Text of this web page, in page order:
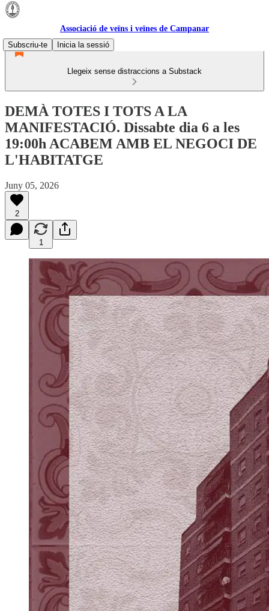
Associació de veïns i veïnes de Campanar
Subscriu-te
Inicia la sessió
Llegeix sense distraccions a Substack
DEMÀ TOTES I TOTS A LA
MANIFESTACIÓ. Dissabte dia 6 a les
19:00h ACABEM AMB EL NEGOCI DE
L'HABITATGE
Juny 05, 2026
2
1